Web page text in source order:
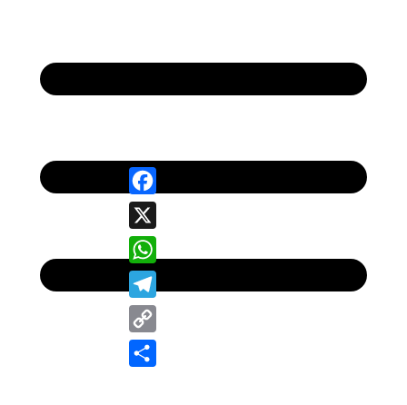
Facebook
X
WhatsApp
Telegram
Copy